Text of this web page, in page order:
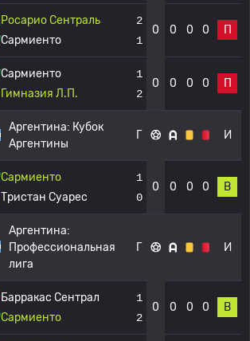
Росарио Сентраль
Сармиенто
2
1
0 0 0 0 П
Сармиенто
Гимназия Л.П.
1
2
0 0 0 0 П
Аргентина: Кубок
Аргентины
Г И
Сармиенто
Тристан Суарес
1
0
0 0 0 0 В
Аргентина:
Профессиональная
лига
Г И
Барракас Сентрал
Сармиенто
1
2
0 0 0 0 В